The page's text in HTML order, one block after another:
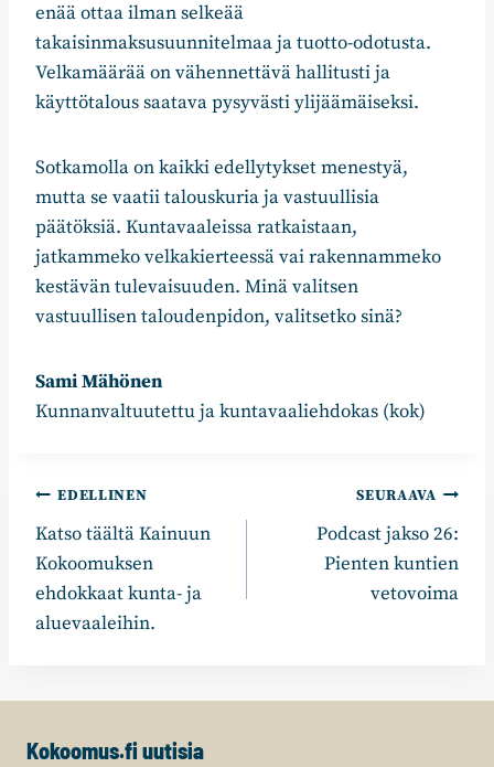
enää ottaa ilman selkeää
takaisinmaksusuunnitelmaa ja tuotto-odotusta.
Velkamäärää on vähennettävä hallitusti ja
käyttötalous saatava pysyvästi ylijäämäiseksi.
Sotkamolla on kaikki edellytykset menestyä,
mutta se vaatii talouskuria ja vastuullisia
päätöksiä. Kuntavaaleissa ratkaistaan,
jatkammeko velkakierteessä vai rakennammeko
kestävän tulevaisuuden. Minä valitsen
vastuullisen taloudenpidon, valitsetko sinä?
Sami Mähönen
Kunnanvaltuutettu ja kuntavaaliehdokas (kok)
Artikkelien
selaus
EDELLINEN
Katso täältä Kainuun
Kokoomuksen
ehdokkaat kunta- ja
aluevaaleihin.
SEURAAVA
Podcast jakso 26:
Pienten kuntien
vetovoima
Kokoomus.fi uutisia